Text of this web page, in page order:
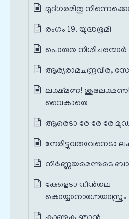
മുദ്ഗരമിതു
രംഗം 19. യുദ്ധഭൂമി
പൊരുത
ആര്യരാമചന്ദ്രവീര,
ലക്ഷ്മണ!
വൈകാതെ
ആരെടാ രേ രേ രേ
നേരിട്ടുവരുവേനെടാ
നിർണ്ണയമെന്നുടെ
കേളെടാ നിൻതല
കൊയ്യാനാഗ്നേയാസ്ത്രം